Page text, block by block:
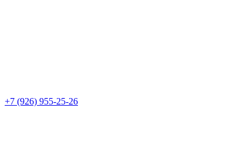
+7 (926) 955-25-26